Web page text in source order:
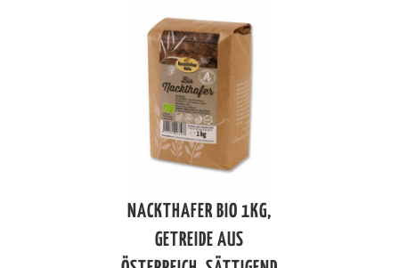
NACKTHAFER BIO 1KG,
GETREIDE AUS